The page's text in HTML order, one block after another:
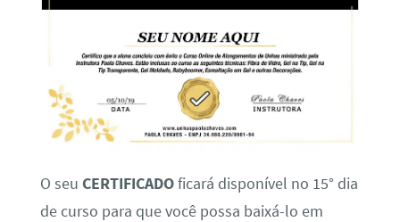
O seu CERTIFICADOficará disponível no 15° dia
de curso para que você possa baixá-lo em